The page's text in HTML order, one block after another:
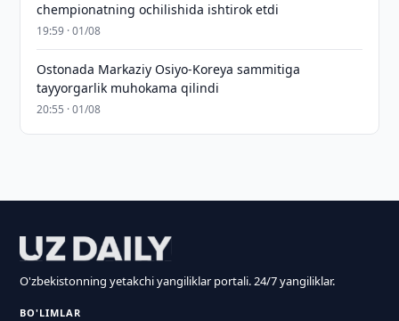
chempionatning ochilishida ishtirok etdi
19:59 · 01/08
Ostonada Markaziy Osiyo-Koreya sammitiga
tayyorgarlik muhokama qilindi
20:55 · 01/08
O'zbekistonning yetakchi yangiliklar portali. 24/7 yangiliklar.
BO'LIMLAR